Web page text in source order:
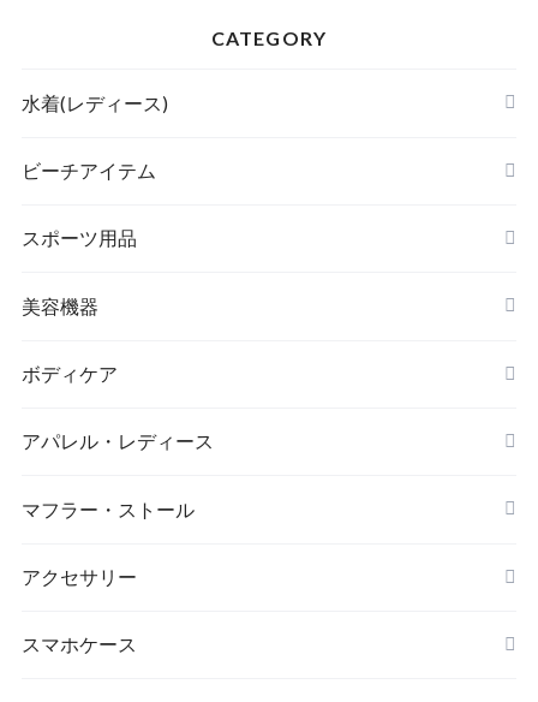
CATEGORY
水着(レディース)
ビキニ
ハイネックビキニ
ビーチアイテム
ビーチサンダル
ヌードブラ
カーディガン・羽織
ステッカー
スポーツ用品
サウナスーツ
スイムウェア
スポーツブラ
レギンス・スパッツ
スポーツウェアセット
美容機器
脱毛器
ボディケア
リップ・唇
マスク
ダイエット
アパレル・レディース
レッグウォーマー
マフラー・ストール
大判ストール
アクセサリー
キーホルダー
スマホケース